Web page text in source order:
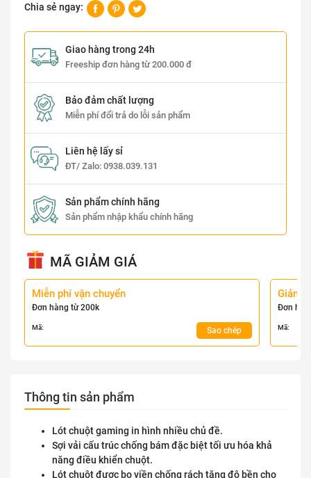
Chia sẻ ngay:
Giao hàng trong 24h
Freeship đơn hàng từ 200.000 đ
Bảo đảm chất lượng
Miễn phí đổi trả do lỗi sản phẩm
Liên hệ lấy sỉ
ĐT/ Zalo: 0938.039.131
Sản phẩm chính hãng
Sản phẩm nhập khẩu chính hãng
MÃ GIẢM GIÁ
Miễn phí vận chuyển
Đơn hàng từ 200k
Mã: Sao chép
Giảm
Đơn
Mã:
Thông tin sản phẩm
Lót chuột gaming in hình nhiều chủ đề.
Sợi vải cấu trúc chống bám đặc biệt tối ưu hóa khả
năng điều khiển chuột.
Lót chuột được bo viền chống rách tăng độ bền cho